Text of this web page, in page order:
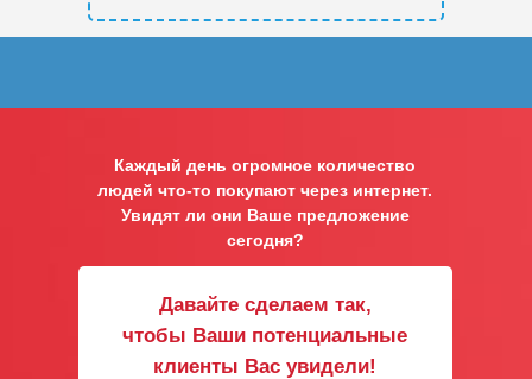
Каждый день огромное количество
людей что-то покупают через интернет.
Увидят ли они Ваше предложение
сегодня?
Давайте сделаем так,
чтобы Ваши потенциальные
клиенты Вас увидели!